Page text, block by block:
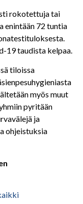
rokotettuja tai
enintään 72 tuntia
19 taudista kelpaa.
tiloissa
myös muut
pyritään
ja
ohjeistuksia